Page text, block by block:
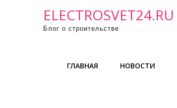
ELECTROSVET24.RU
Блог о строительстве
ГЛАВНАЯ НОВОСТИ